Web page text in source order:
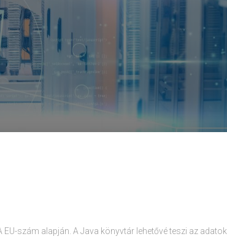
szám alapján. A Java könyvtár lehetővé teszi az adatok